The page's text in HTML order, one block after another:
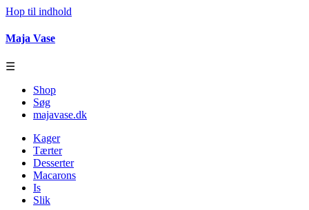
Hop til indhold
Maja Vase
☰
Shop
Søg
majavase.dk
Kager
Tærter
Desserter
Macarons
Is
Slik